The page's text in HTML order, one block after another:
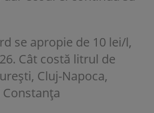
se apropie de 10 lei/l,
Cât costă litrul de
Cluj-Napoca,